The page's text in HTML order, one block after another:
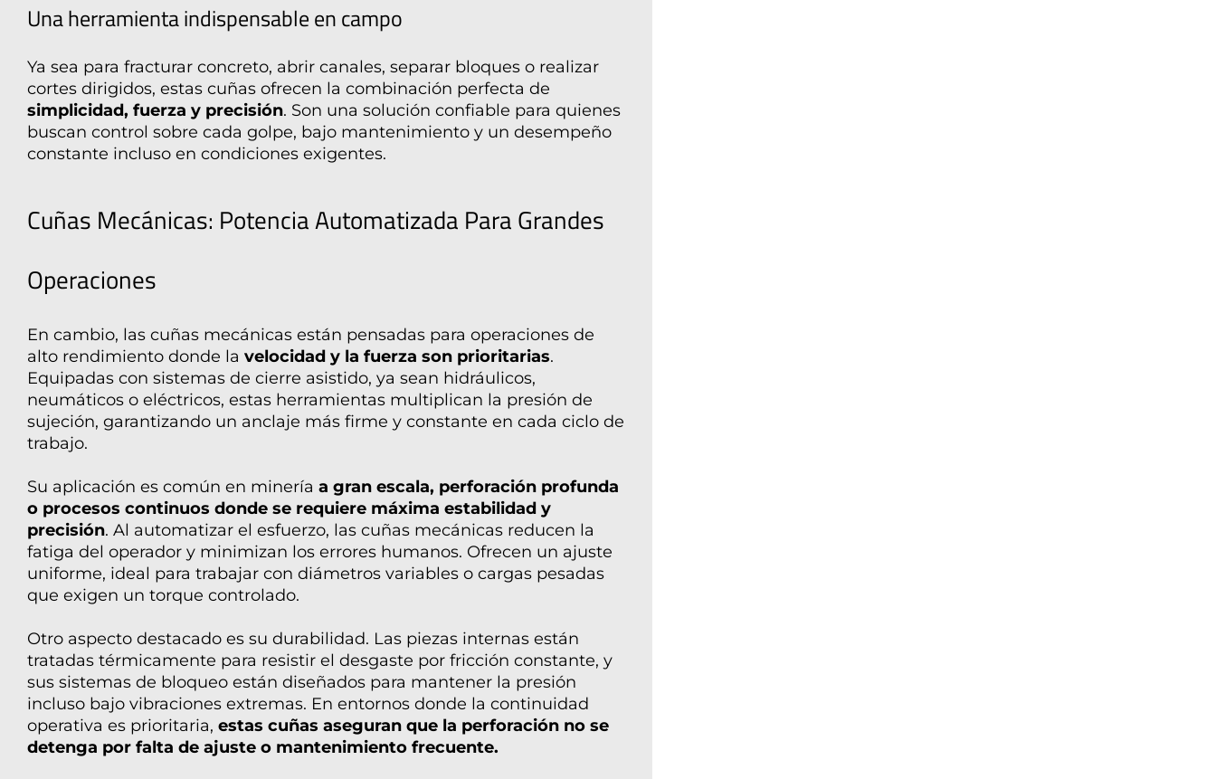
Una herramienta indispensable en campo
Ya sea para fracturar concreto, abrir canales, separar bloques o realizar
cortes dirigidos, estas cuñas ofrecen la combinación perfecta de
simplicidad, fuerza y precisión. Son una solución confiable para quienes
buscan control sobre cada golpe, bajo mantenimiento y un desempeño
constante incluso en condiciones exigentes.
Cuñas Mecánicas: Potencia Automatizada Para Grandes
Operaciones
En cambio, las cuñas mecánicas están pensadas para operaciones de
alto rendimiento donde la velocidad y la fuerza son prioritarias.
Equipadas con sistemas de cierre asistido, ya sean hidráulicos,
neumáticos o eléctricos, estas herramientas multiplican la presión de
sujeción, garantizando un anclaje más firme y constante en cada ciclo de
trabajo.
Su aplicación es común en minería a gran escala, perforación profunda
o procesos continuos donde se requiere máxima estabilidad y
precisión. Al automatizar el esfuerzo, las cuñas mecánicas reducen la
fatiga del operador y minimizan los errores humanos. Ofrecen un ajuste
uniforme, ideal para trabajar con diámetros variables o cargas pesadas
que exigen un torque controlado.
Otro aspecto destacado es su durabilidad. Las piezas internas están
tratadas térmicamente para resistir el desgaste por fricción constante, y
sus sistemas de bloqueo están diseñados para mantener la presión
incluso bajo vibraciones extremas. En entornos donde la continuidad
operativa es prioritaria, estas cuñas aseguran que la perforación no se
detenga por falta de ajuste o mantenimiento frecuente.